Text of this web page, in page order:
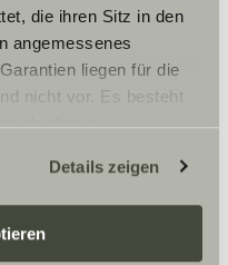
die ihren Sitz in den
angemessenes
liegen für die
nicht vor. Es besteht
da diesen
können Daten für
anderen Daten
finden Sie hier:
Details zeigen